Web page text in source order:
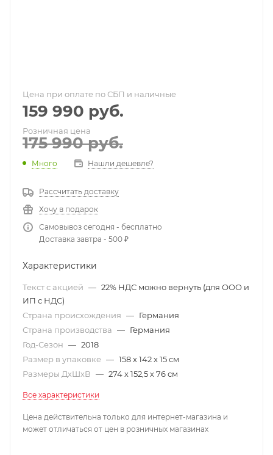
Цена при оплате по СБП и наличные
159 990 руб.
Розничная цена
175 990руб.
Много Нашли дешевле?
Рассчитать доставку
Хочу в подарок
Самовывоз сегодня - бесплатно
Доставка завтра - 500 ₽
Характеристики
Текст с акцией — 22% НДС можно вернуть (для ООО и
ИП с НДС)
Страна происхождения — Германия
Страна производства — Германия
Год-Сезон — 2018
Размер в упаковке — 158 х 142 х 15 см
Размеры ДхШхВ — 274 х 152,5 х 76 см
Все характеристики
Цена действительна только для интернет-магазина и
может отличаться от цен в розничных магазинах